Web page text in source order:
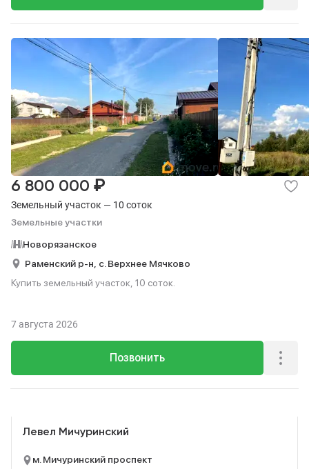
Земельный участок — 10 соток
Земельные участки
6 800 000 ₽
Новорязанское
Раменский р-н, с. Верхнее Мячково
Купить земельный участок, 10 соток.
Позвонить
7 августа 2026
Левел Мичуринский
м. Мичуринский проспект